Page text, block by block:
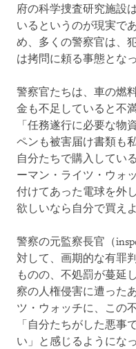
府の科学捜査研究施設
いるというのが現実で
め、多くの警察官は、
は拷問に頼る事態とな
警察官たちは、車の燃
金も不足していると不
「任務遂行に必要な物
ペンも被害届け書類も
自分たちで購入してい
ーマン・ライツ・ウォ
付けてあった電球を外
欲しいなら自分で買え
警察の元監察長官（
対して、画期的な有罪
ものの、不処罰が蔓延
察の人権侵害に遭った
ツ・ウォッチに、この
「自分たちがした悪事
い」と感じるようにな